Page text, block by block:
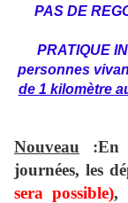
PAS DE
PRATIQUE
personnes
de 1 kilomètre
Nouveau :En
journées, les
sera possible),